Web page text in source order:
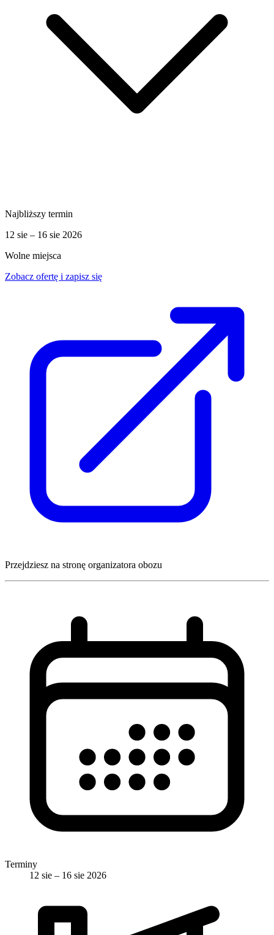
Najbliższy termin
12 sie – 16 sie 2026
Wolne miejsca
Zobacz ofertę i zapisz się
Przejdziesz na stronę organizatora obozu
Terminy
12 sie – 16 sie 2026